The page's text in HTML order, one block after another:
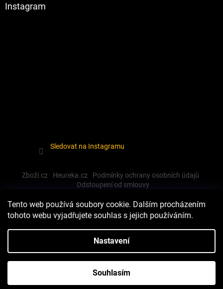
Tento web používá soubory cookie. Dalším procházením
tohoto webu vyjadřujete souhlas s jejich používáním.
Nastavení
Souhlasím
Instagram
Sledovat na Instagramu
Zboží.cz Heureka.cz
Podmínky ochrany osobních údajů
Odstoupení od smlouvy
Upravit nastavení cookies